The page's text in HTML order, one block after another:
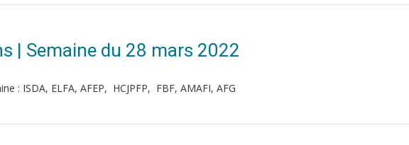
| Semaine du 28 mars 2022
: ISDA, ELFA, AFEP, HCJPFP, FBF, AMAFI, AFG